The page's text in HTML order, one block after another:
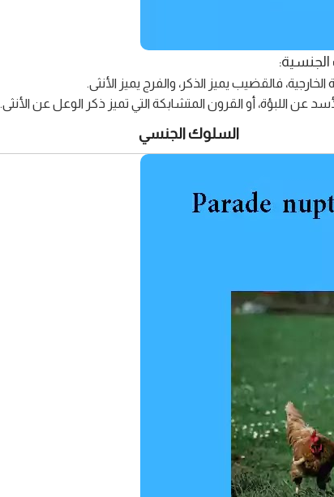
الجنسية:
فالقضيب يميز الذكر، والفرج يميز الأنثى.
عن اللبؤة، أو القرون المتشابكة التي تميز ذكر الوعل عن الأنثى.
السلوك الجنسي